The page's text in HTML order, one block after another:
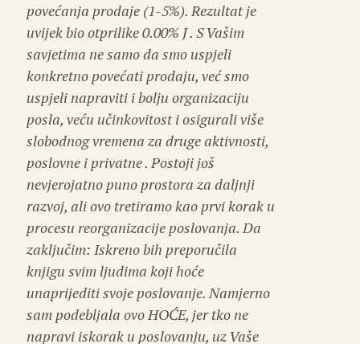
povećanja prodaje (1-5%). Rezultat je
uvijek bio otprilike 0.00% J . S Vašim
savjetima ne samo da smo uspjeli
konkretno povećati prodaju, već smo
uspjeli napraviti i bolju organizaciju
posla, veću učinkovitost i osigurali više
slobodnog vremena za druge aktivnosti,
poslovne i privatne . Postoji još
nevjerojatno puno prostora za daljnji
razvoj, ali ovo tretiramo kao prvi korak u
procesu reorganizacije poslovanja. Da
zaključim: Iskreno bih preporučila
knjigu svim ljudima koji hoće
unaprijediti svoje poslovanje. Namjerno
sam podebljala ovo HOĆE, jer tko ne
napravi iskorak u poslovanju, uz Vaše